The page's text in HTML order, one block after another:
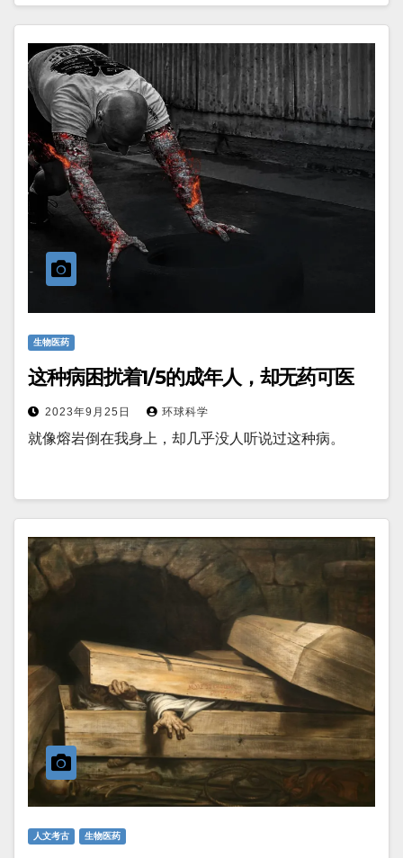
生物医药
这种病困扰着1/5的成年人，却无药可医
2023年9月25日 环球科学
就像熔岩倒在我身上，却几乎没人听说过这种病。
人文考古 生物医药